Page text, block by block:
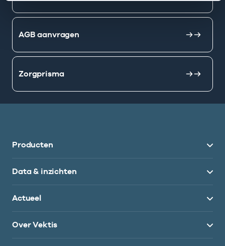
AGB aanvragen
Zorgprisma
Producten
Data & inzichten
Actueel
Over Vektis